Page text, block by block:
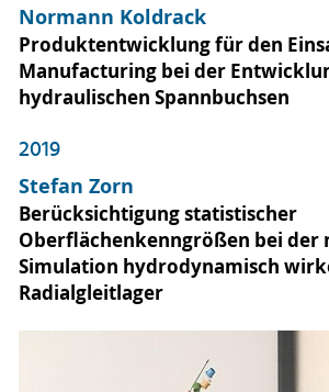
Normann Koldrack
Produktentwicklung für den
Manufacturing bei der
hydraulischen Spannbuchsen
2019
Stefan Zorn
Berücksichtigung statistischer
Oberflächenkenngrößen bei der
Simulation hydrodynamisch
Radialgleitlager